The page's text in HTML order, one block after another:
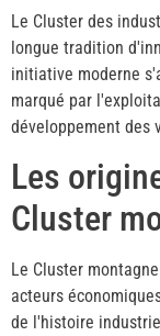
Le Cluster des
longue tradition
initiative moderne
marqué par
développement des
Les
Cluster
Le Cluster
acteurs
de l'histoire